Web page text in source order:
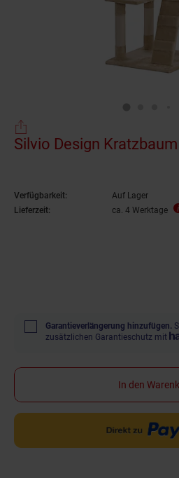
Silvio Design
Verfügbarkeit:
Auf Lager
Lieferzeit:
ca. 4 Werktage
Garantieverlängerung hinzufügen.
zusätzlichen Garantieschutz mit
In den